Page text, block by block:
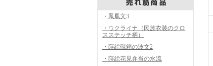
・鳳凰文3
・ウクライナ（民族衣装のクロ
スステッチ柄）
・蒔絵硯箱の波文2
・蒔絵花見弁当の水流